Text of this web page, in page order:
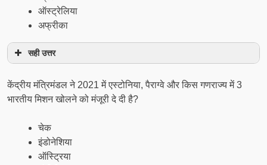
ऑस्ट्रेलिया
अफ्रीका
सही उत्तर
केंद्रीय मंत्रिमंडल ने 2021 में एस्टोनिया, पैराग्वे और किस गणराज्य में 3
भारतीय मिशन खोलने को मंजूरी दे दी है?
चेक
इंडोनेशिया
ऑस्ट्रिया